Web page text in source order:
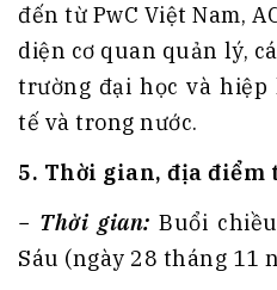
đến từ PwC Việt Nam,
diện cơ quan quản lý,
trường đại học và
tế và trong nước.
5. Thời gian, địa điểm
− Thời gian:Buổi
Sáu (ngày 28 tháng 11